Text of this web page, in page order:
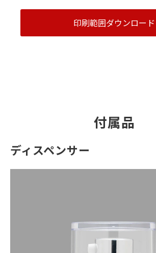
印刷範囲ダウンロード
付属品
ディスペンサー